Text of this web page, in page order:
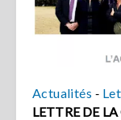
Actualités -
LETTRE DE